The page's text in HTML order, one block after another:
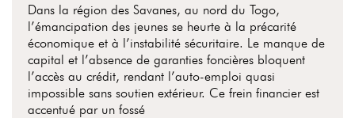
Dans la région des Savanes, au nord du Togo,
l’émancipation des jeunes se heurte à la précarité
économique et à l’instabilité sécuritaire. Le manque de
capital et l’absence de garanties foncières bloquent
l’accès au crédit, rendant l’auto-emploi quasi
impossible sans soutien extérieur. Ce frein financier est
accentué par un fossé